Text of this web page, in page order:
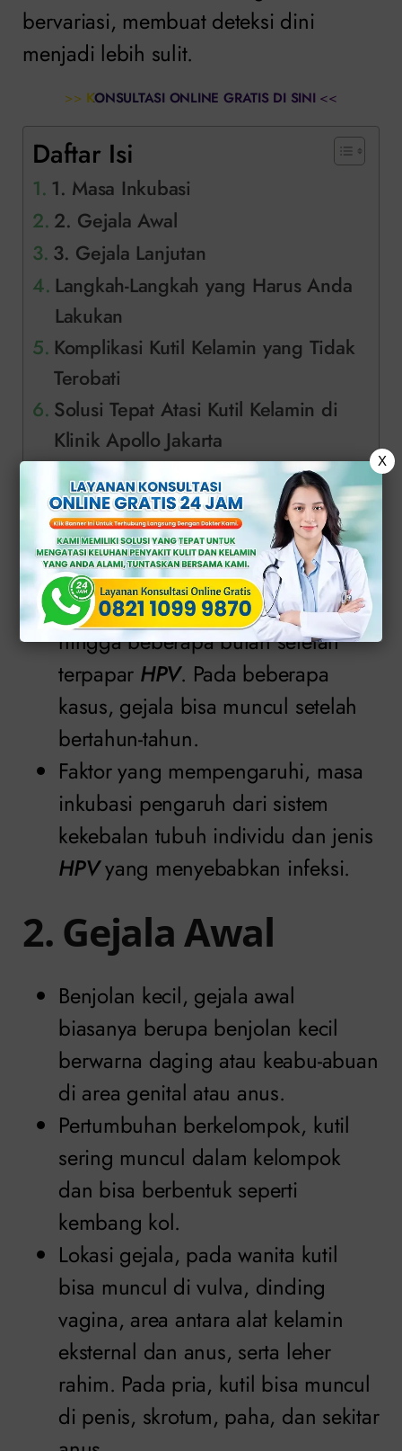
bervariasi, membuat deteksi dini
menjadi lebih sulit.
>> KONSULTASI ONLINE GRATIS DI SINI <<
Daftar Isi
1. Masa Inkubasi
2. Gejala Awal
3. Gejala Lanjutan
Langkah-Langkah yang Harus Anda
Lakukan
Komplikasi Kutil Kelamin yang Tidak
Terobati
Solusi Tepat Atasi Kutil Kelamin di
Klinik Apollo Jakarta
1. Masa Inkubasi
Rentang waktu, gejalanya bisa
muncul dalam beberapa minggu
hingga beberapa bulan setelah
terpapar HPV. Pada beberapa
kasus, gejala bisa muncul setelah
bertahun-tahun.
Faktor yang mempengaruhi, masa
inkubasi pengaruh dari sistem
kekebalan tubuh individu dan jenis
HPVyang menyebabkan infeksi.
2. Gejala Awal
Benjolan kecil, gejala awal
biasanya berupa benjolan kecil
berwarna daging atau keabu-abuan
di area genital atau anus.
Pertumbuhan berkelompok, kutil
sering muncul dalam kelompok
dan bisa berbentuk seperti
kembang kol.
Lokasi gejala, pada wanita kutil
bisa muncul di vulva, dinding
vagina, area antara alat kelamin
eksternal dan anus, serta leher
rahim. Pada pria, kutil bisa muncul
di penis, skrotum, paha, dan sekitar
X